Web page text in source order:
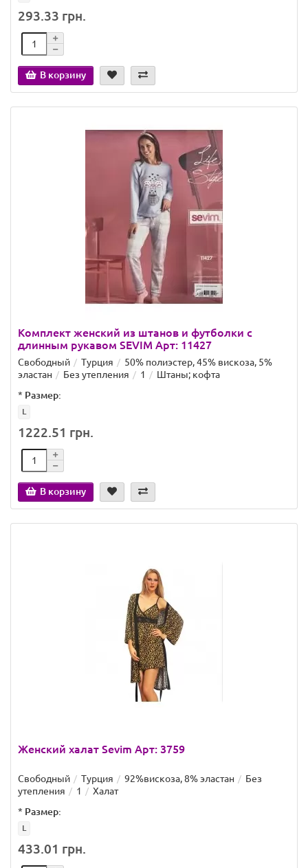
293.33 грн.
В корзину
Комплект женский из штанов и футболки с
длинным рукавом SEVIM Арт: 11427
Свободный Турция
50% полиэстер, 45% вискоза, 5%
эластан
Без утепления 1
Штаны; кофта
* Размер:
L
1222.51 грн.
В корзину
Женский халат Sevim Арт: 3759
Свободный Турция 92%вискоза, 8% эластан
Без
утепления
1
Халат
* Размер:
L
433.01 грн.